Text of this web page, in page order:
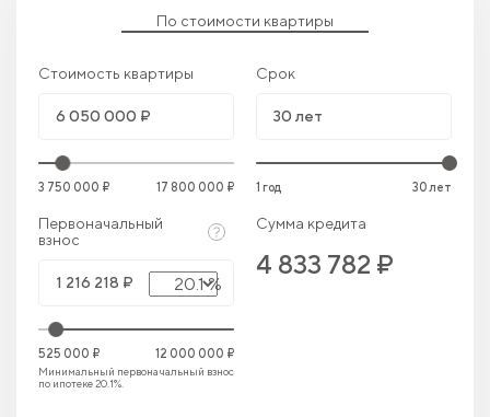
По стоимости квартиры
Стоимость квартиры
3 750 000 ₽ 17 800 000 ₽
Срок
1 год 30 лет
Первоначальный
взнос
20.1 %
525 000 ₽
12 000 000 ₽
Минимальный первоначальный взнос
по ипотеке 20.1%.
Сумма кредита
4 833 782 ₽